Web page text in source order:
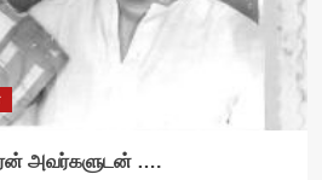
கீரன் அவர்களுடன் ….